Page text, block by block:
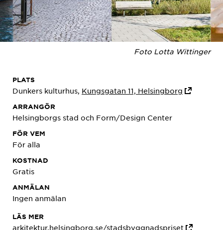
Foto Lotta Wittinger
PLATS
Dunkers kulturhus, Kungsgatan 11, Helsingborg
ARRANGÖR
Helsingborgs stad och Form/Design Center
FÖR VEM
För alla
KOSTNAD
Gratis
ANMÄLAN
Ingen anmälan
LÄS MER
arkitektur.helsingborg.se/stadsbyggnadspriset